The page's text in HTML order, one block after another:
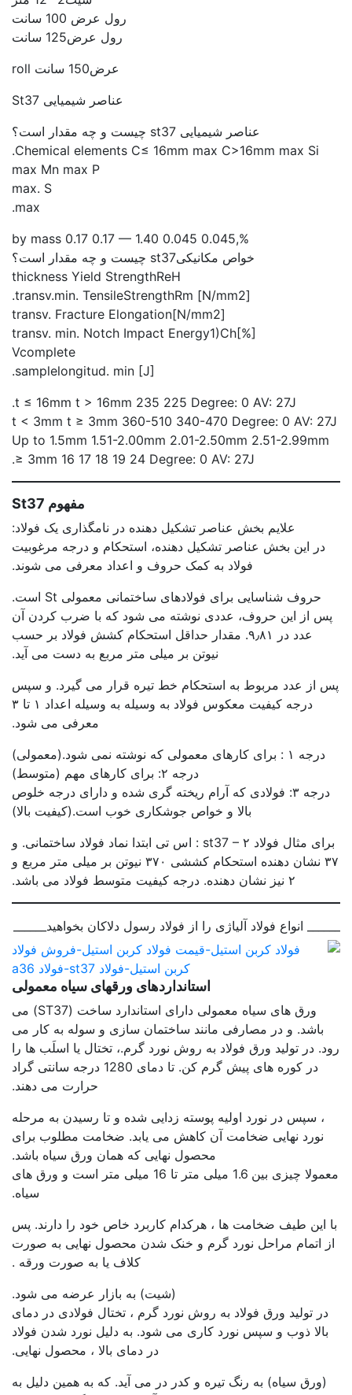
رول عرض 100 سانت
رول عرض125 سانت
عرض150 سانت roll
عناصر شیمیایی St37
عناصر شیمیایی st37 چیست و چه مقدار است؟
Chemical elements C≤ 16mm max C>16mm max Si.
max Mn max P
max. S
max.
%,by mass 0.17 0.17 — 1.40 0.045 0.045
خواص مکانیکیst37 چیست و چه مقدار است؟
thickness Yield StrengthReH
[N/mm2] transv.min. TensileStrengthRm.
[N/mm2]transv. Fracture Elongation
[%]transv. min. Notch Impact Energy1)Ch
Vcomplete
samplelongitud. min [J].
t ≤ 16mm t > 16mm 235 225 Degree: 0 AV: 27J.
t < 3mm t ≥ 3mm 360-510 340-470 Degree: 0 AV: 27J
Up to 1.5mm 1.51-2.00mm 2.01-2.50mm 2.51-2.99mm
≥ 3mm 16 17 18 19 24 Degree: 0 AV: 27J.
مفهوم St37
علایم بخش عناصر تشکیل دهنده در نامگذاری یک فولاد:
در این بخش عناصر تشکیل دهنده، استحکام و درجه مرغوبیت
فولاد به کمک حروف و اعداد معرفی می شوند.
حروف شناسایی برای فولادهای ساختمانی معمولی St است.
پس از این حروف، عددی نوشته می شود که با ضرب کردن آن
عدد در ۹٫۸۱. مقدار حداقل استحکام کشش فولاد بر حسب
نیوتن بر میلی متر مربع به دست می آید.
پس از عدد مربوط به استحکام خط تیره قرار می گیرد. و سپس
درجه کیفیت معکوس فولاد به وسیله به وسیله اعداد ۱ تا ۳
معرفی می شود.
درجه ۱ : برای کارهای معمولی که نوشته نمی شود.(معمولی)
درجه ۲: برای کارهای مهم (متوسط)
درجه ۳: فولادی که آرام ریخته گری شده و دارای درجه خلوص
بالا و خواص جوشکاری خوب است.(کیفیت بالا)
برای مثال فولاد st37 – ۲ : اس تی ابتدا نماد فولاد ساختمانی. و
۳۷ نشان دهنده استحکام کششی ۳۷۰ نیوتن بر میلی متر مربع و
۲ نیز نشان دهنده. درجه کیفیت متوسط فولاد می باشد.
______ انواع فولاد آلیاژی را از فولاد رسول دلاکان بخواهید______
استانداردهای ورقهای سیاه معمولی
ورق های سیاه معمولی دارای استاندارد ساخت (ST37) می
باشد. و در مصارفی مانند ساختمان سازی و سوله به کار می
رود. در تولید ورق فولاد به روش نورد گرم.، تختال یا اسلَب ها را
در کوره های پیش گرم کن. تا دمای 1280 درجه سانتی گراد
حرارت می دهند.
، سپس در نورد اولیه پوسته زدایی شده و تا رسیدن به مرحله
نورد نهایی ضخامت آن کاهش می یابد. ضخامت مطلوب برای
محصول نهایی که همان ورق سیاه باشد.
معمولا چیزی بین 1.6 میلی متر تا 16 میلی متر است و ورق های
سیاه.
با این طیف ضخامت ها ، هرکدام کاربرد خاص خود را دارند. پس
از اتمام مراحل نورد گرم و خنک شدن محصول نهایی به صورت
کلاف یا به صورت ورقه .
(شیت) به بازار عرضه می شود.
در تولید ورق فولاد به روش نورد گرم ، تختال فولادی در دمای
بالا ذوب و سپس نورد کاری می شود. به دلیل نورد شدن فولاد
در دمای بالا ، محصول نهایی.
(ورق سیاه) به رنگ تیره و کدر در می آید. که به همین دلیل به